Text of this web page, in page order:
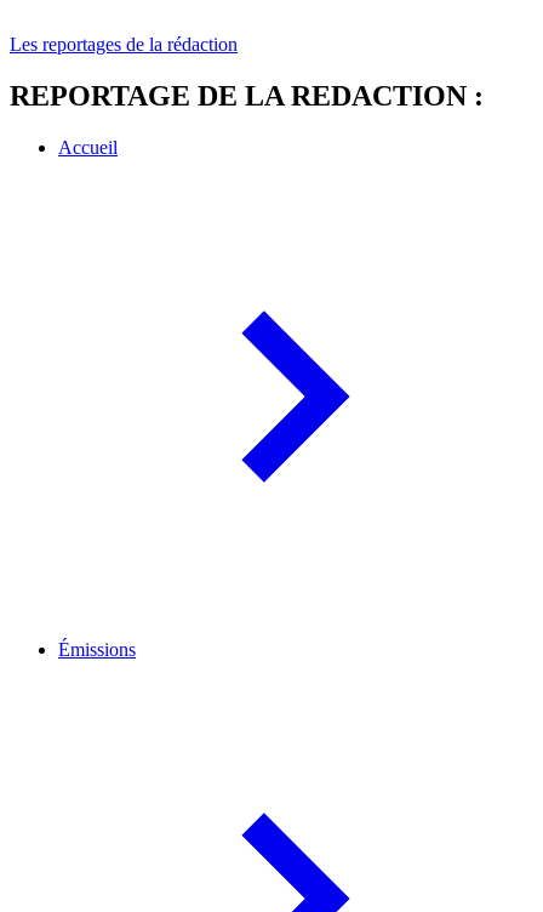
Les reportages de la rédaction
REPORTAGE DE LA REDACTION :
Accueil
Émissions